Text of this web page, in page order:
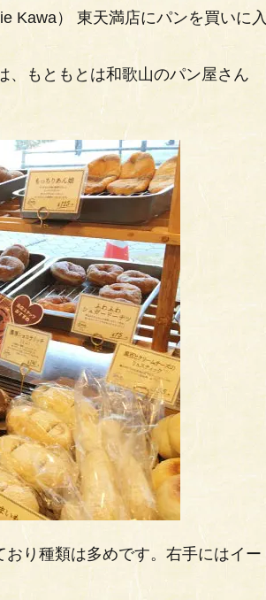
Kawa） 東天満店にパンを買いに入
、もともとは和歌山のパン屋さん
り種類は多めです。右手にはイー